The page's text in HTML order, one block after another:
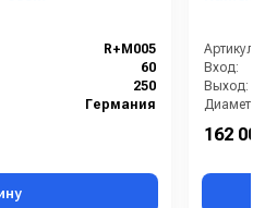
R+M005
60
250
Германия
Артикул:
Вход:
Выход:
Корпус:
162